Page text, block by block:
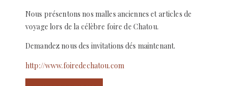
Nous présentons nos malles anciennes et articles de
voyage lors de la célèbre foire de Chatou.
Demandez nous des invitations dés maintenant.
http://www.foiredechatou.com